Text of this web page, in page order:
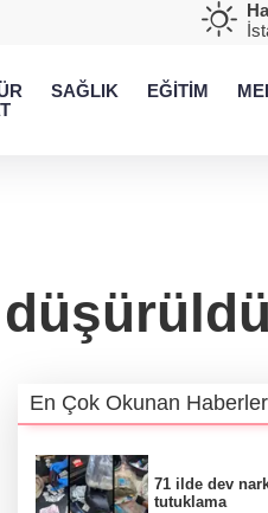
SAĞLIK EĞİTİM
En Çok Okunan Haberler
71 ilde dev
tutuklama